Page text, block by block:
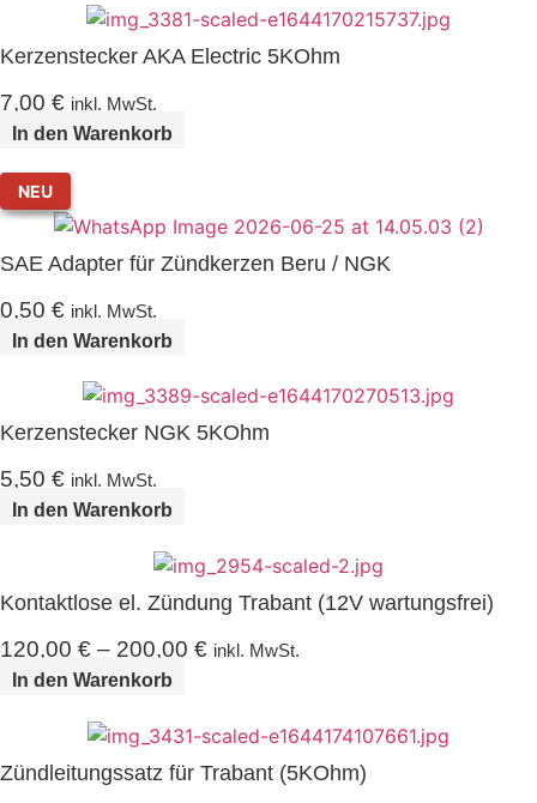
Kerzenstecker AKA Electric 5KOhm
7,00 € inkl. MwSt.
In den Warenkorb
NEU
SAE Adapter für Zündkerzen Beru / NGK
0,50 € inkl. MwSt.
In den Warenkorb
Kerzenstecker NGK 5KOhm
5,50 € inkl. MwSt.
In den Warenkorb
Kontaktlose el. Zündung Trabant (12V wartungsfrei)
120,00 € – 200,00 € inkl. MwSt.
In den Warenkorb
Zündleitungssatz für Trabant (5KOhm)